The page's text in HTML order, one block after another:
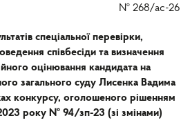
№ 268/ас-26
спеціальної перевірки,
співбесіди та визначення
оцінювання кандидата на
загального суду Лисенка Вадима
конкурсу, оголошеного рішенням
2023 року № 94/зп-23 (зі змінами)